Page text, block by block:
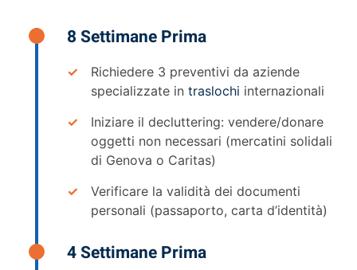
8 Settimane Prima
Richiedere 3 preventivi da aziende
specializzate in traslochi internazionali
Iniziare il decluttering: vendere/donare
oggetti non necessari (mercatini solidali
di Genova o Caritas)
Verificare la validità dei documenti
personali (passaporto, carta d’identità)
4 Settimane Prima